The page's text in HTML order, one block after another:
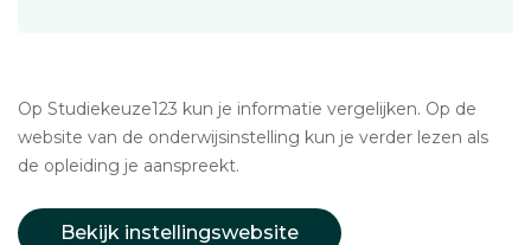
Op Studiekeuze123 kun je informatie vergelijken. Op de
website van de onderwijsinstelling kun je verder lezen als
de opleiding je aanspreekt.
Bekijk instellingswebsite